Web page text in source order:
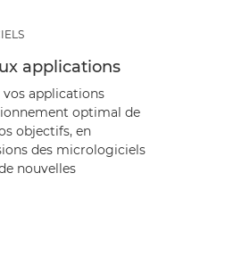
applications
vos applications
optimal de
objectifs, en
des micrologiciels
nouvelles